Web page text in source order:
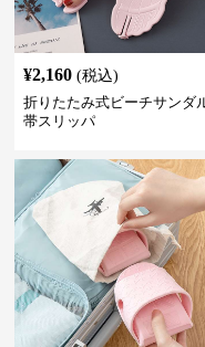
¥2,160 (税込)
折りたたみ式ビーチサンダ
帯スリッパ